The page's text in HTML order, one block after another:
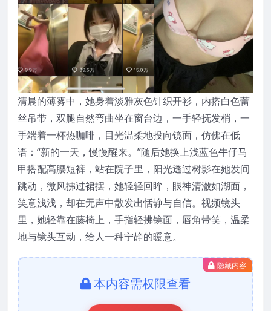
清晨的薄雾中，她身着淡雅灰色针织开衫，内搭白色蕾
丝吊带，双腿自然弯曲坐在窗台边，一手轻抚发梢，一
手端着一杯热咖啡，目光温柔地投向镜面，仿佛在低
语：“新的一天，慢慢醒来。”随后她换上浅蓝色牛仔马
甲搭配高腰短裤，站在院子里，阳光透过树影在她发间
跳动，微风拂过裙摆，她轻轻回眸，眼神清澈如湖面，
笑意浅浅，却在无声中散发出恬静与自信。视频镜头
里，她轻靠在藤椅上，手指轻拂镜面，唇角带笑，温柔
地与镜头互动，给人一种宁静的暖意。
隐藏内容
本内容需权限查看